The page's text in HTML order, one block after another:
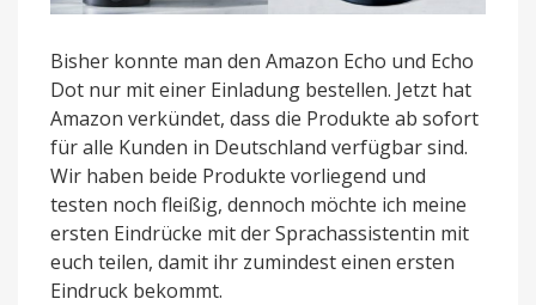
Bisher konnte man den Amazon Echo und Echo
Dot nur mit einer Einladung bestellen. Jetzt hat
Amazon verkündet, dass die Produkte ab sofort
für alle Kunden in Deutschland verfügbar sind.
Wir haben beide Produkte vorliegend und
testen noch fleißig, dennoch möchte ich meine
ersten Eindrücke mit der Sprachassistentin mit
euch teilen, damit ihr zumindest einen ersten
Eindruck bekommt.